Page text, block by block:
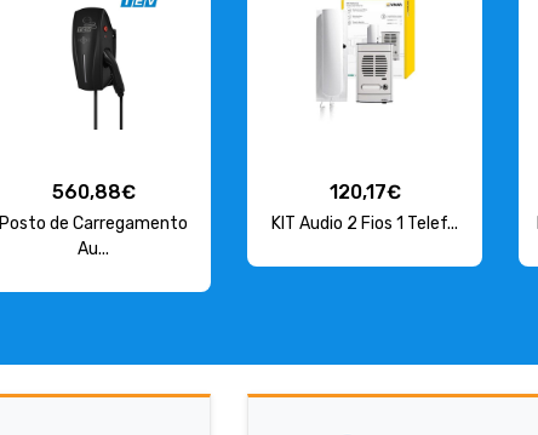
560,88€
Posto de Carregamento
Au...
120,17€
KIT Audio 2 Fios 1 Telef...